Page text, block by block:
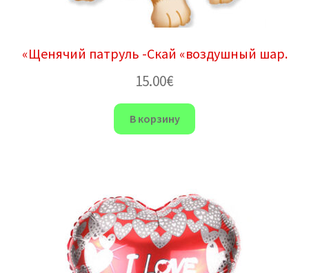
«Щенячий патруль -Скай «воздушный шар.
15.00€
В корзину